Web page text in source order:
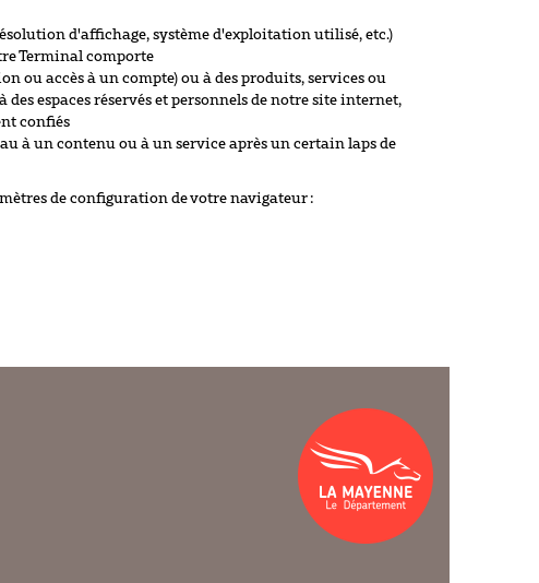
d'affichage, système d'exploitation utilisé, etc.)
Terminal comporte
accès à un compte) ou à des produits, services ou
espaces réservés et personnels de notre site internet,
confiés
à un contenu ou à un service après un certain laps de
de configuration de votre navigateur :